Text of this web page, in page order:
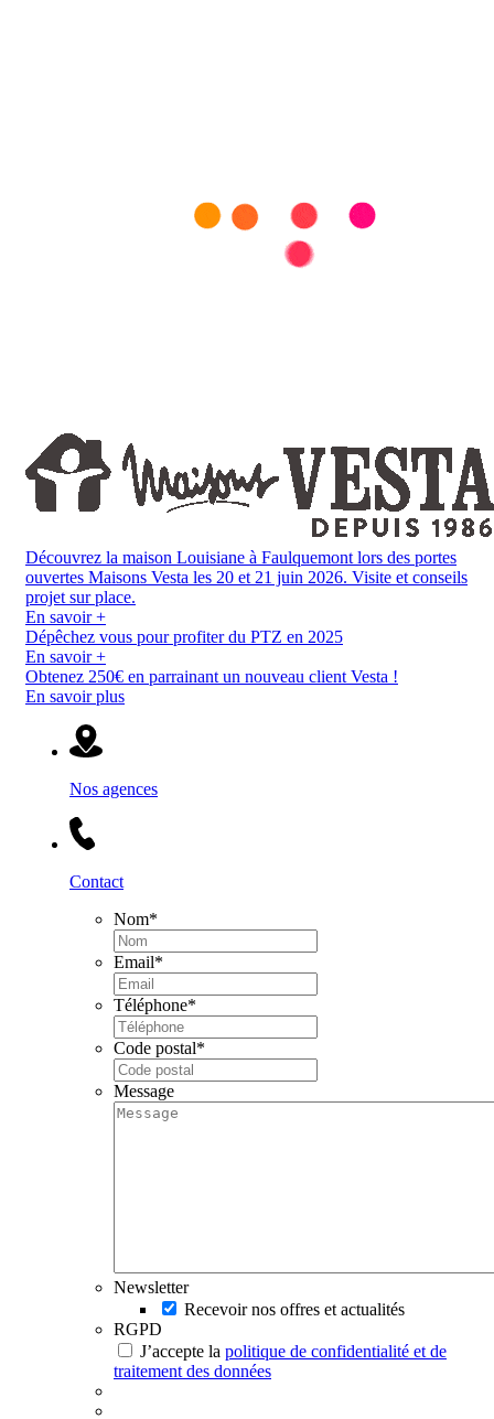
Découvrez la maison Louisiane à Faulquemont lors des portes
ouvertes Maisons Vesta les 20 et 21 juin 2026. Visite et conseils
projet sur place.
En savoir +
Dépêchez vous pour profiter du PTZ en 2025
En savoir +
Obtenez 250€ en parrainant un nouveau client Vesta !
En savoir plus
Nos agences
Contact
Nom*
Email*
Téléphone*
Code postal*
Message
Newsletter
Recevoir nos offres et actualités
RGPD
J’accepte la politique de confidentialité et de
traitement des données